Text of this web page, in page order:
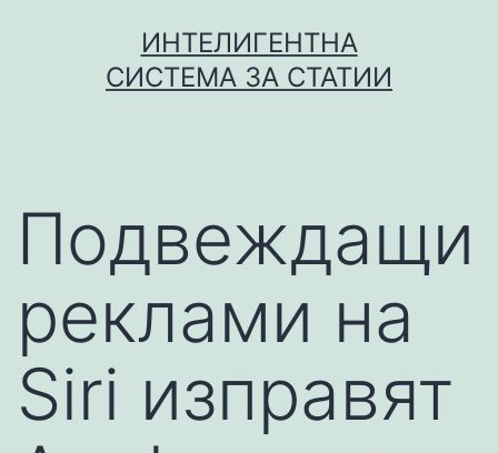
ИНТЕЛИГЕНТНА
СИСТЕМА ЗА СТАТИИ
Подвеждащи
реклами на
Siri изправят